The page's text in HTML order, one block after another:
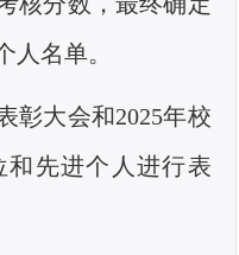
人名单。
彰大会和2025年校
先进个人进行表